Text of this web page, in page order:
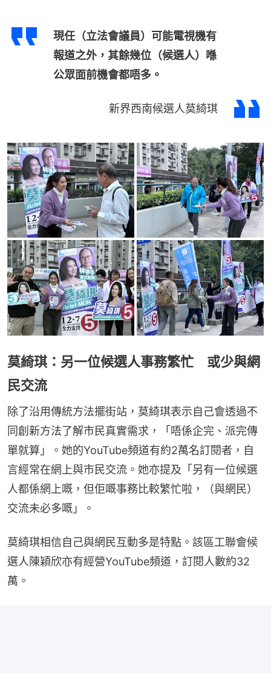
現任（立法會議員）可能電視機有
報道之外，其餘幾位（候選人）喺
公眾面前機會都唔多。
新界西南候選人莫綺琪
莫綺琪：另一位候選人事務繁忙 或少與網
民交流
除了沿用傳統方法擺街站，莫綺琪表示自己會透過不
同創新方法了解市民真實需求，「唔係企完、派完傳
單就算」。她的YouTube頻道有約2萬名訂閱者，自
言經常在網上與市民交流。她亦提及「另有一位候選
人都係網上嘅，但佢嘅事務比較繁忙啦，（與網民）
交流未必多嘅」。
莫綺琪相信自己與網民互動多是特點。該區工聯會候
選人陳穎欣亦有經營YouTube頻道，訂閱人數約32
萬。